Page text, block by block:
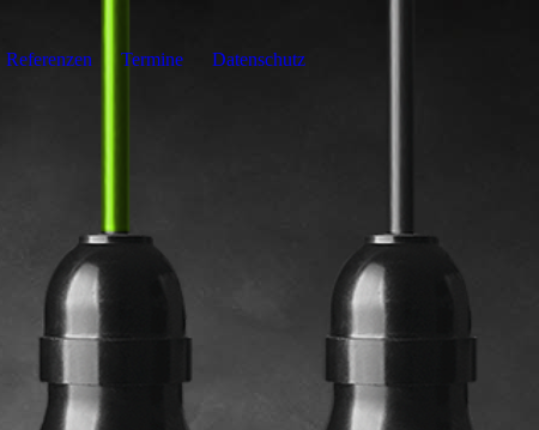
Referenzen Termine Datenschutz